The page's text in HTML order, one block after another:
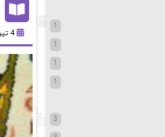
4 تیر 1402
1
1
1
1
3